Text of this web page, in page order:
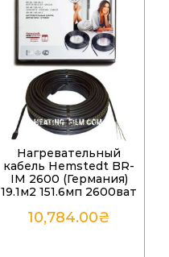
Нагревательный
кабель Hemstedt BR-
IM 2600 (Германия)
19.1м2 151.6мп 2600ват
10,784.00₴